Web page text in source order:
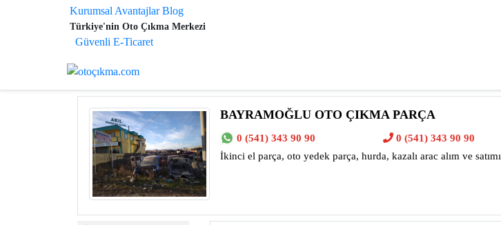
Kurumsal Avantajlar Blog
Türkiye'nin Oto Çıkma Merkezi
Güvenli E-Ticaret
BAYRAMOĞLU OTO ÇIKMA PARÇA
0 (541) 343 90 90 0 (541) 343 90 90
İkinci el parça, oto yedek parça, hurda, kazalı arac alım ve satımı